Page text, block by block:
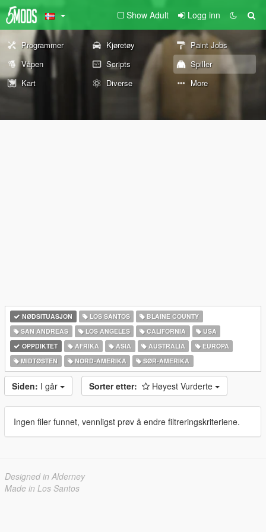
Show Adult Logg inn
Programmer Kjøretøy
Paint Jobs
Våpen
Scripts
Spiller
Kart
Diverse More
NØDSITUASJON LOS SANTOS
BLAINE COUNTY
SAN ANDREAS
LOS ANGELES CALIFORNIA
USA
OPPDIKTET
AFRIKA ASIA AUSTRALIA
EUROPA
MIDTØSTEN
NORD-AMERIKA‎ SØR-AMERIKA‎
Siden: I går Sorter etter: Høyest Vurderte
Ingen filer funnet, vennligst prøv å endre filtreringskriteriene.
Designed in Alderney
Made in Los Santos